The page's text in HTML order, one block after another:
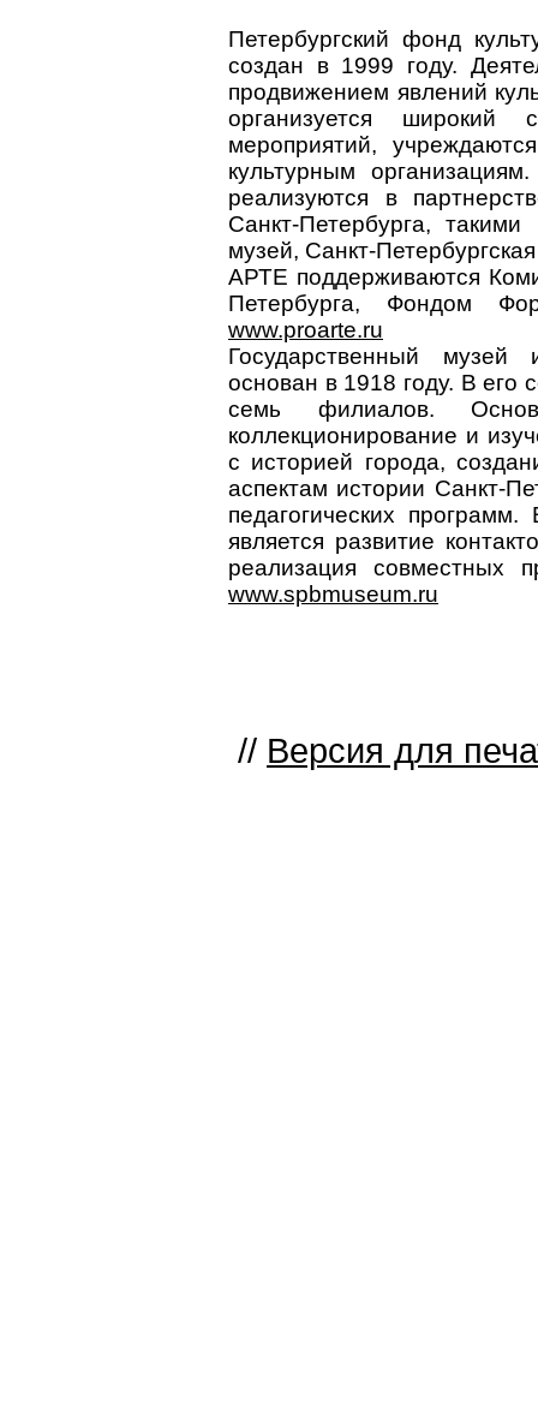
Петербургский фонд
создан в 1999 году.
продвижением явлений
организуется широкий
мероприятий,
культурным
реализуются в
Санкт-Петербурга,
музей, Санкт-
АРТЕ поддерживаются
Петербурга, Фондом
www.proarte.ru
Государственный
основан в 1918 году. В его
семь филиалов.
коллекционирование и
с историей города,
аспектам истории Санкт-
педагогических
является развитие
реализация совместных
www.spbmuseum.ru
// Версия для